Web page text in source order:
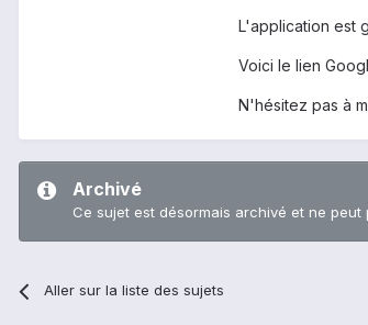
L'application est
Voici le lien
N'hésitez pas à
Archivé
Ce sujet est désormais archivé et ne
Aller sur la liste des sujets